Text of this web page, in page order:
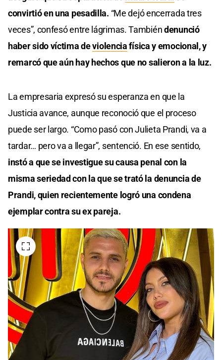
convirtió en una pesadilla. “Me dejó encerrada tres
veces”, confesó entre lágrimas. Tambiéndenunció
haber sido víctima deviolenciafísica y emocional, y
remarcó que aún hay hechos que no salieron a la luz.
La empresaria expresó su esperanza en que la
Justicia avance, aunque reconoció que el proceso
puede ser largo. “Como pasó con Julieta Prandi, va a
tardar… pero va a llegar”, sentenció. En ese sentido,
instó a que se investigue su causa penal con la
misma seriedad con la que se trató la denuncia de
Prandi, quien recientemente logró una condena
ejemplar contra su ex pareja.